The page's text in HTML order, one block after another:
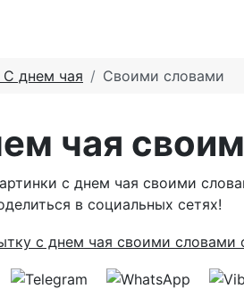
С днем чая Своими словами
чая
с днем чая своими
в социальных сетях!